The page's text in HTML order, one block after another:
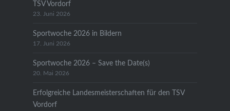
TSV Vordorf
23. Juni 2026
Sportwoche 2026 in Bildern
17. Juni 2026
Sportwoche 2026 – Save the Date(s)
20. Mai 2026
Erfolgreiche Landesmeisterschaften für den TSV
Vordorf